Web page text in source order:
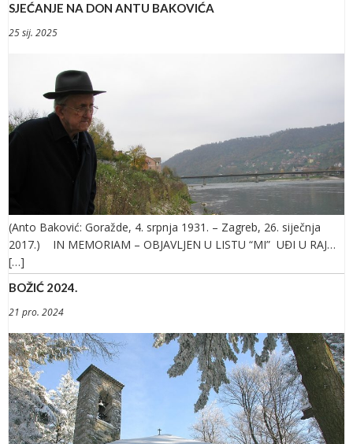
SJEĆANJE NA DON ANTU BAKOVIĆA
25 sij. 2025
(Anto Baković: Goražde, 4. srpnja 1931. – Zagreb, 26. siječnja
2017.) IN MEMORIAM – OBJAVLJEN U LISTU “MI” UĐI U RAJ…
[…]
BOŽIĆ 2024.
21 pro. 2024